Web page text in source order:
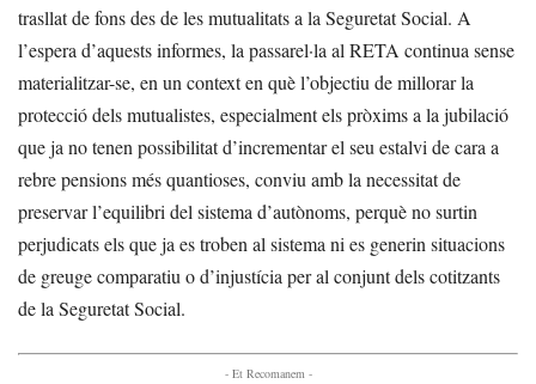
trasllat de fons des de les mutualitats a la Seguretat Social. A
l’espera d’aquests informes, la passarel·la al RETA continua sense
materialitzar-se, en un context en què l’objectiu de millorar la
protecció dels mutualistes, especialment els pròxims a la jubilació
que ja no tenen possibilitat d’incrementar el seu estalvi de cara a
rebre pensions més quantioses, conviu amb la necessitat de
preservar l’equilibri del sistema d’autònoms, perquè no surtin
perjudicats els que ja es troben al sistema ni es generin situacions
de greuge comparatiu o d’injustícia per al conjunt dels cotitzants
de la Seguretat Social.
- Et Recomanem -